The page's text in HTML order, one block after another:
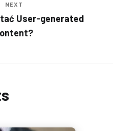
NEXT
User-generated